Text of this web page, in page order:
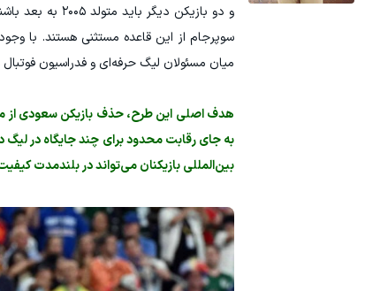
و دو بازیکن
سوپرجام از این قاعده مستثنی هستند. با
میان مسئولان لیگ حرفه‌ای و فدراسیون
هدف اصلی این طرح، حذف بازیکن سعودی از
به جای رقابت محدود برای چند جایگاه در لیگ
بین‌المللی بازیکنان می‌تواند در بلندمدت